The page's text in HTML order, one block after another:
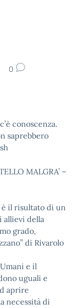
0
conoscenza.
saprebbero
MALGRA’ –
è il risultato di un
allievi della
grado,
di Rivarolo
e il
uguali e
aprire
necessità di